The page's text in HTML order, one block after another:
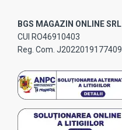
BGS MAGAZIN ONLINE SRL
CUI RO46910403
Reg. Com. J2022019177409